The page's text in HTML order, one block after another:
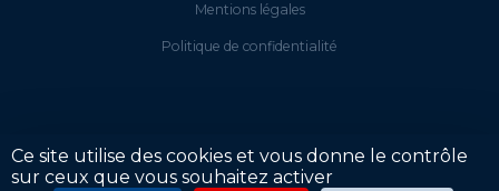
Mentions légales
Politique de confidentialité
Ce site utilise des cookies et vous donne le contrôle
sur ceux que vous souhaitez activer